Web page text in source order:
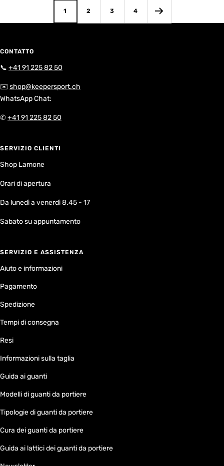
1 2 3 4
CONTATTO
📞 +41 91 225 82 50
✉️ shop@keepersport.ch
WhatsApp Chat:
✆+41 91 225 82 50
SERVIZIO CLIENTI
Shop Lamone
Orari di apertura
Da lunedì a venerdì 8.45 - 17
Sabato su appuntamento
SERVIZIO E ASSISTENZA
Aiuto e informazioni
Pagamento
Spedizione
Tempi di consegna
Resi
Informazioni sulla taglia
Guida ai guanti
Modelli di guanti da portiere
Tipologie di guanti da portiere
Cura dei guanti da portiere
Guida ai lattici dei guanti da portiere